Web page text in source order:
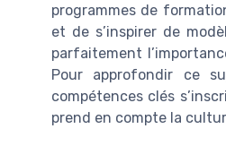
programmes de
et de s’inspirer de
parfaitement
Pour approfondir ce
compétences clés
prend en compte la